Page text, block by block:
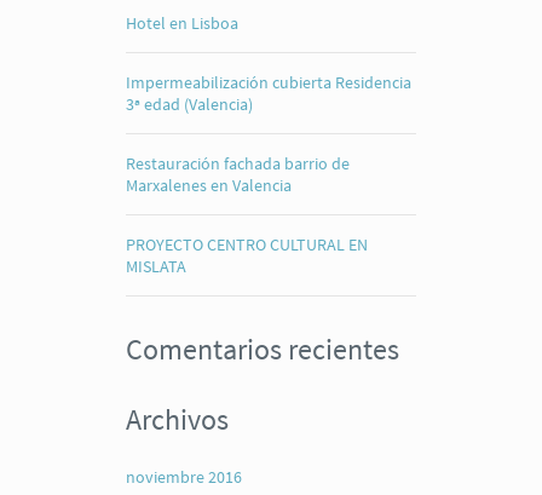
Hotel en Lisboa
Impermeabilización cubierta Residencia
3ª edad (Valencia)
Restauración fachada barrio de
Marxalenes en Valencia
PROYECTO CENTRO CULTURAL EN
MISLATA
Comentarios recientes
Archivos
noviembre 2016